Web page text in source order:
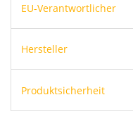
EU-Verantwortlicher
Hersteller
Produktsicherheit